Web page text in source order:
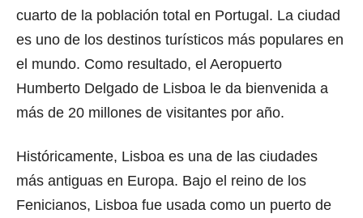
cuarto de la población total en Portugal. La ciudad
es uno de los destinos turísticos más populares en
el mundo. Como resultado, el Aeropuerto
Humberto Delgado de Lisboa le da bienvenida a
más de 20 millones de visitantes por año.
Históricamente, Lisboa es una de las ciudades
más antiguas en Europa. Bajo el reino de los
Fenicianos, Lisboa fue usada como un puerto de